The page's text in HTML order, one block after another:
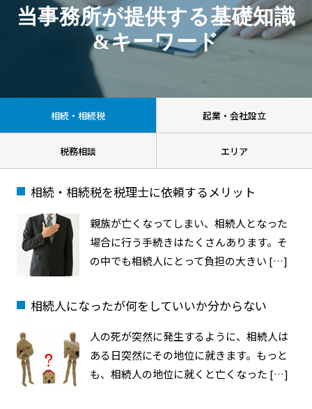
当事務所が提供する基礎知識
&キーワード
相続・相続税 起業・会社設立
税務相談 エリア
相続・相続税を税理士に依頼するメリット
親族が亡くなってしまい、相続人となった
場合に行う手続きはたくさんあります。そ
の中でも相続人にとって負担の大きい […]
相続人になったが何をしていいか分からない
人の死が突然に発生するように、相続人は
ある日突然にその地位に就きます。もっと
も、相続人の地位に就くと亡くなった […]